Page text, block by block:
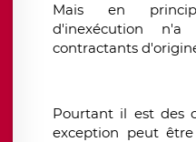
Mais en
d'inexécution
contractants
Pourtant il est des
exception peut